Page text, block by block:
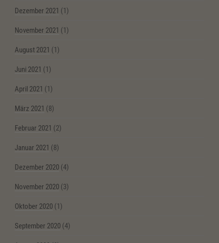
Dezember 2021 (1)
November 2021 (1)
August 2021 (1)
Juni 2021 (1)
April 2021 (1)
März 2021 (8)
Februar 2021 (2)
Januar 2021 (8)
Dezember 2020 (4)
November 2020 (3)
Oktober 2020 (1)
September 2020 (4)